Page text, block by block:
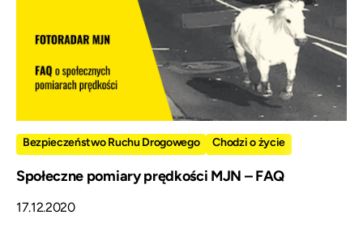
Bezpieczeństwo Ruchu Drogowego Chodzi o życie
Społeczne pomiary prędkości MJN – FAQ
17.12.2020